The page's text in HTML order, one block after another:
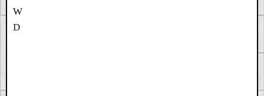
W
D